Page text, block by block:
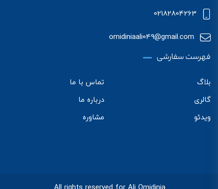
02182804263
omidiniaali049@gmail.com
فهرست سفارشی
بلاگ
تماس با ما
گالری
درباره ما
ویدئو
مشاوره